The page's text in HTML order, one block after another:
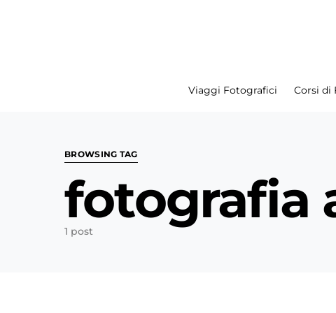
Viaggi Fotografici Corsi di
BROWSING TAG
fotografia
1 post